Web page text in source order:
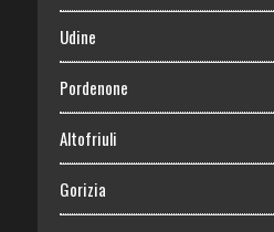
Udine
Pordenone
Altofriuli
Gorizia